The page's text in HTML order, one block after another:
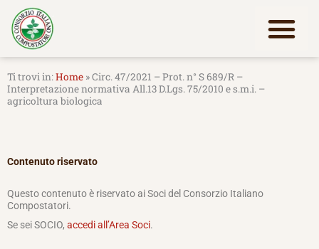
contenuto
Home »Circ. 47/2021 – Prot. n° S 689/R –
Interpretazione normativa All.13 D.Lgs. 75/2010 e s.m.i. –
agricoltura biologica
Contenuto riservato
Questo contenuto è riservato ai Soci del Consorzio Italiano
Compostatori.
Se sei SOCIO, accedi all’Area Soci.